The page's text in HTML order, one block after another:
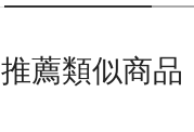
推薦類似商品